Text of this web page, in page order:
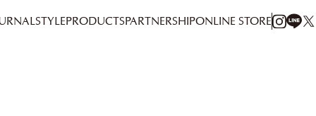
STYLEPRODUCTSPARTNERSHIPONLINE STORE